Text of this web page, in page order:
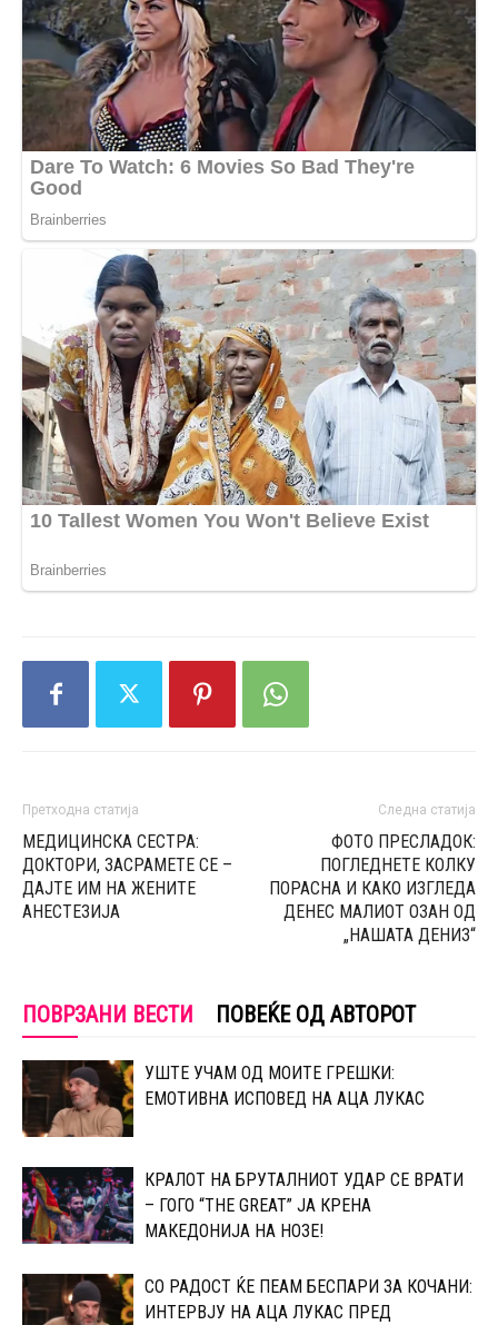
Претходна статија
МЕДИЦИНСКА СЕСТРА:
ДОКТОРИ, ЗАСРАМЕТЕ СЕ –
ДАЈТЕ ИМ НА ЖЕНИТЕ
АНЕСТЕЗИЈА
Следна статија
ФОТО ПРЕСЛАДОК:
ПОГЛЕДНЕТЕ КОЛКУ
ПОРАСНА И КАКО ИЗГЛЕДА
ДЕНЕС МАЛИОТ ОЗАН ОД
„НАШАТА ДЕНИЗ“
ПОВРЗАНИ ВЕСТИ ПОВЕЌЕ ОД АВТОРОТ
УШТЕ УЧАМ ОД МОИТЕ ГРЕШКИ:
ЕМОТИВНА ИСПОВЕД НА АЦА ЛУКАС
КРАЛОТ НА БРУТАЛНИОТ УДАР СЕ ВРАТИ
– ГОГО “THE GREAT” ЈА КРЕНА
МАКЕДОНИЈА НА НОЗЕ!
СО РАДОСТ ЌЕ ПЕАМ БЕСПАРИ ЗА КОЧАНИ:
ИНТЕРВЈУ НА АЦА ЛУКАС ПРЕД